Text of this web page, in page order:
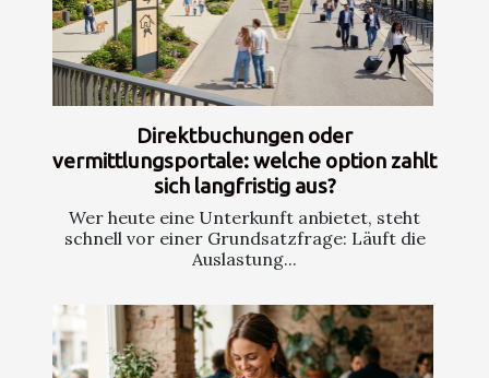
Direktbuchungen oder
vermittlungsportale: welche option zahlt
sich langfristig aus?
Wer heute eine Unterkunft anbietet, steht
schnell vor einer Grundsatzfrage: Läuft die
Auslastung...